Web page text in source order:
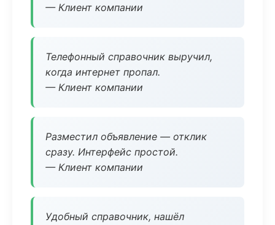
— Клиент компании
Телефонный справочник выручил,
когда интернет пропал.
— Клиент компании
Разместил объявление — отклик
сразу. Интерфейс простой.
— Клиент компании
Удобный справочник, нашёл